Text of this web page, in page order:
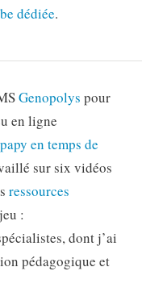
dédiée.
Genopolys pour
en ligne
en temps de
sur six vidéos
ressources
:
dont j’ai
pédagogique et